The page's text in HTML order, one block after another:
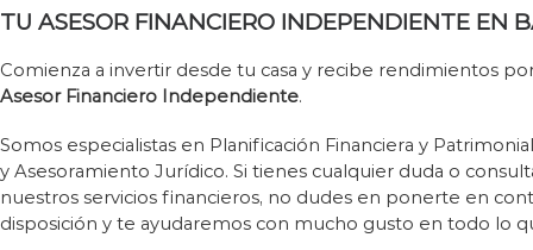
TU ASESOR FINANCIERO INDEPENDIENTE EN
Comienza a invertir desde tu casa y recibe rendimientos
Asesor Financiero Independiente.
Somos especialistas en Planificación Financiera y
y Asesoramiento Jurídico. Si tienes cualquier duda o
nuestros servicios financieros, no dudes en ponerte en
disposición y te ayudaremos con mucho gusto en todo lo